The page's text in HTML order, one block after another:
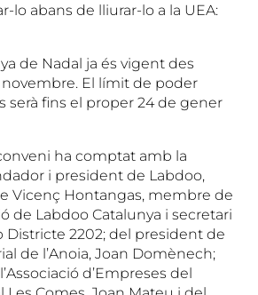
lo abans de lliurar-lo a la UEA:
de Nadal ja és vigent des
novembre. El límit de poder
serà fins el proper 24 de gener
ha comptat amb la
i president de Labdoo,
Vicenç Hontangas, membre de
de Labdoo Catalunya i secretari
Districte 2202; del president de
de l’Anoia, Joan Domènech;
d’Empreses del